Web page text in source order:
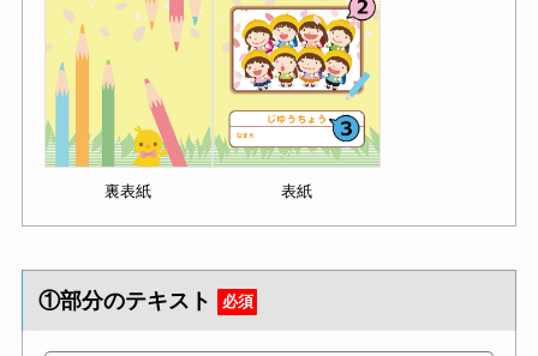
裏表紙 表紙
①部分のテキスト 必須